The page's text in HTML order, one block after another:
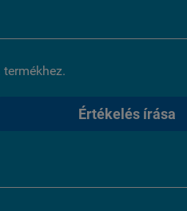
Értékelés írása